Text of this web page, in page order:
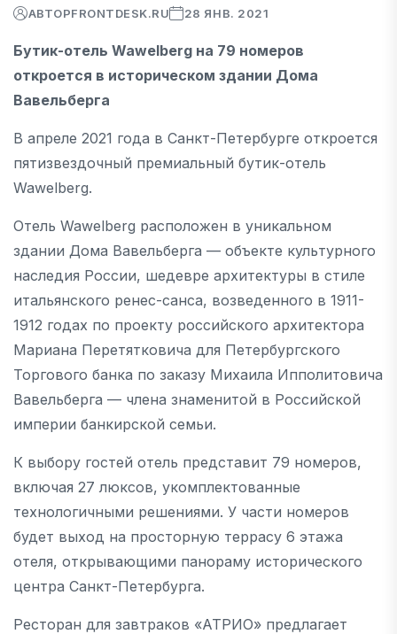
АВТОРFRONTDESK.RU 28 ЯНВ. 2021
Бутик-отель Wawelberg на 79 номеров
откроется в историческом здании Дома
Вавельберга
В апреле 2021 года в Санкт-Петербурге откроется
пятизвездочный премиальный бутик-отель
Wawelberg.
Отель Wawelberg расположен в уникальном
здании Дома Вавельберга — объекте культурного
наследия России, шедевре архитектуры в стиле
итальянского ренес-санса, возведенного в 1911-
1912 годах по проекту российского архитектора
Мариана Перетятковича для Петербургского
Торгового банка по заказу Михаила Ипполитовича
Вавельберга — члена знаменитой в Российской
империи банкирской семьи.
К выбору гостей отель представит 79 номеров,
включая 27 люксов, укомплектованные
технологичными решениями. У части номеров
будет выход на просторную террасу 6 этажа
отеля, открывающими панораму исторического
центра Санкт-Петербурга.
Ресторан для завтраков «АТРИО» предлагает